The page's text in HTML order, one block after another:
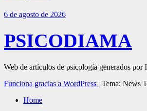
6 de agosto de 2026
PSICODIAMA
Web de artículos de psicología generados por
Funciona gracias a WordPress | Tema: News
Home